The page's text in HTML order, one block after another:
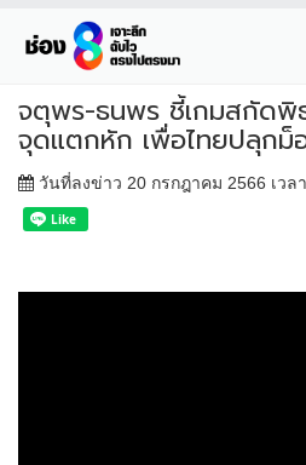
จตุพร-ธนพร ชี้เกมสกัดพิ
จุดแตกหัก เพื่อไทยปลุกม็
วันที่ลงข่าว 20 กรกฎาคม 2566 เวล